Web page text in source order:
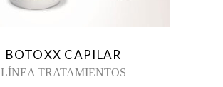
BOTOXX CAPILAR
LÍNEA TRATAMIENTOS